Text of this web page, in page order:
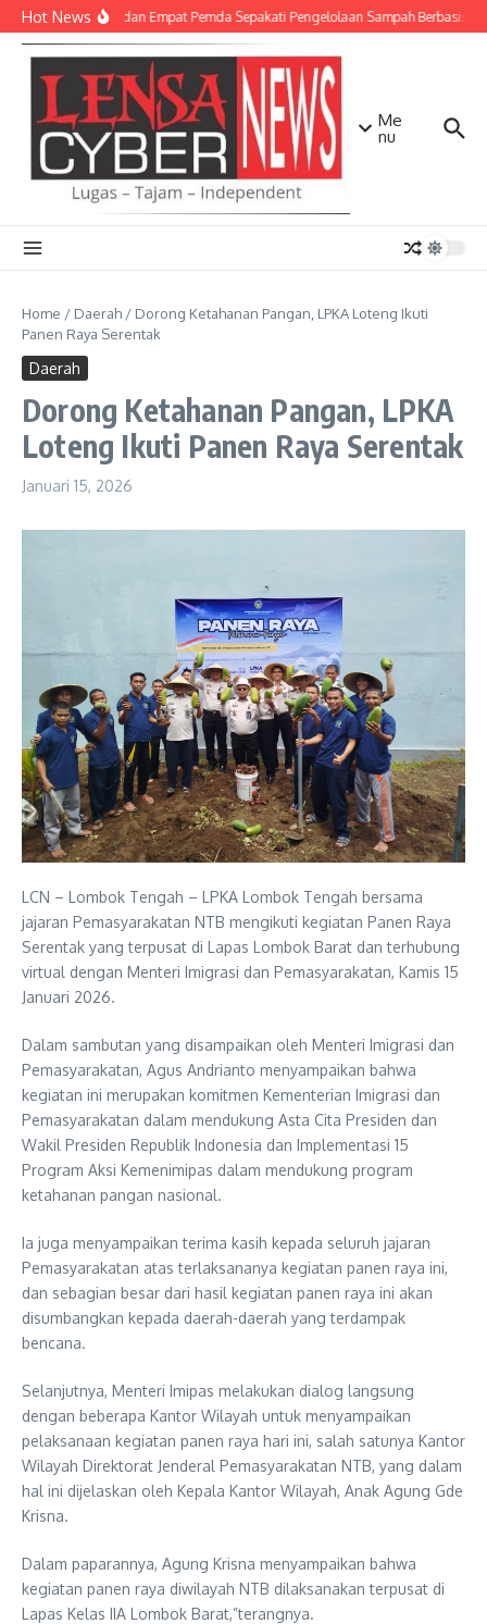
Lewati ke konten
Hot NewsTNI AD dan Empat Pemda Sepakati Pengelolaan Sampah Berbasis
Me
nu
Home / Daerah / Dorong Ketahanan Pangan, LPKA Loteng Ikuti
Panen Raya Serentak
Daerah
Dorong Ketahanan Pangan, LPKA
Loteng Ikuti Panen Raya Serentak
Januari 15, 2026
LCN – Lombok Tengah – LPKA Lombok Tengah bersama
jajaran Pemasyarakatan NTB mengikuti kegiatan Panen Raya
Serentak yang terpusat di Lapas Lombok Barat dan terhubung
virtual dengan Menteri Imigrasi dan Pemasyarakatan, Kamis 15
Januari 2026.
Dalam sambutan yang disampaikan oleh Menteri Imigrasi dan
Pemasyarakatan, Agus Andrianto menyampaikan bahwa
kegiatan ini merupakan komitmen Kementerian Imigrasi dan
Pemasyarakatan dalam mendukung Asta Cita Presiden dan
Wakil Presiden Republik Indonesia dan Implementasi 15
Program Aksi Kemenimipas dalam mendukung program
ketahanan pangan nasional.
Ia juga menyampaikan terima kasih kepada seluruh jajaran
Pemasyarakatan atas terlaksananya kegiatan panen raya ini,
dan sebagian besar dari hasil kegiatan panen raya ini akan
disumbangkan kepada daerah-daerah yang terdampak
bencana.
Selanjutnya, Menteri Imipas melakukan dialog langsung
dengan beberapa Kantor Wilayah untuk menyampaikan
pelaksanaan kegiatan panen raya hari ini, salah satunya Kantor
Wilayah Direktorat Jenderal Pemasyarakatan NTB, yang dalam
hal ini dijelaskan oleh Kepala Kantor Wilayah, Anak Agung Gde
Krisna.
Dalam paparannya, Agung Krisna menyampaikan bahwa
kegiatan panen raya diwilayah NTB dilaksanakan terpusat di
Lapas Kelas IIA Lombok Barat,”terangnya.